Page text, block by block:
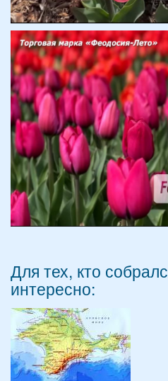
Для тех, кто
интересно: